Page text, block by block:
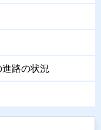
路の状況